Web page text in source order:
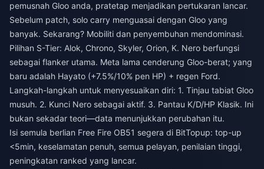
pemusnah Gloo anda, pratetap menjadikan pertukaran lancar.
Sebelum patch, solo carry menguasai dengan Gloo yang
banyak. Sekarang? Mobiliti dan penyembuhan mendominasi.
Pilihan S-Tier: Alok, Chrono, Skyler, Orion, K. Nero berfungsi
sebagai flanker utama. Meta lama cenderung Gloo-berat; yang
baru adalah Hayato (+7.5%/10% pen HP) + regen Ford.
Langkah-langkah untuk menyesuaikan diri: 1. Tinjau tabiat Gloo
musuh. 2. Kunci Nero sebagai aktif. 3. Pantau K/D/HP Klasik. Ini
bukan sekadar teori—data menunjukkan perubahan itu.
Isi semula berlian Free Fire OB51 segera di BitTopup: top-up
<5min, keselamatan penuh, semua pelayan, penilaian tinggi,
peningkatan ranked yang lancar.